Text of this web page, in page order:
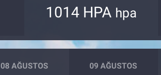
1014 HPA hpa
08 AĞUSTOS 09 AĞUSTOS